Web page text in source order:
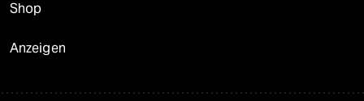
Shop
Anzeigen